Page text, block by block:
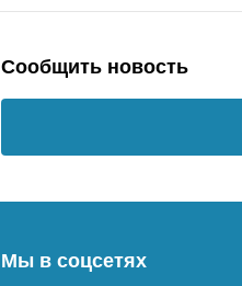
Сообщить новость
Мы в соцсетях